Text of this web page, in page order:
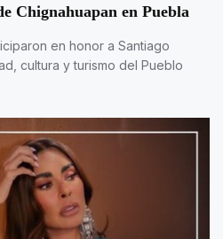
Chignahuapan en Puebla
en honor a Santiago
cultura y turismo del Pueblo